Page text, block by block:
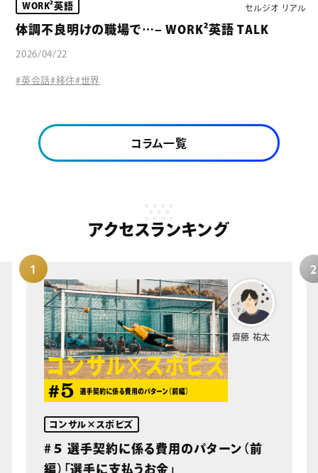
セルジオ リアル
WORK²英語
体調不良明けの職場で…– WORK²英語 TALK
2026/04/22
#英会話#移住#世界
コラム一覧
アクセスランキング
齋藤 祐太
コンサル×スポビズ
#５ 選手契約に係る費用のパターン（前
編）「選手に支払うお金」